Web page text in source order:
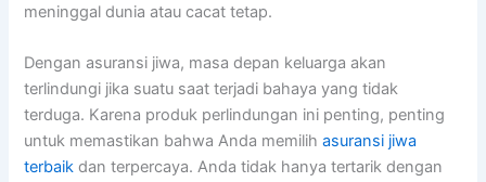
meninggal dunia atau cacat tetap.
Dengan asuransi jiwa, masa depan keluarga akan
terlindungi jika suatu saat terjadi bahaya yang tidak
terduga. Karena produk perlindungan ini penting, penting
untuk memastikan bahwa Anda memilihasuransi jiwa
terbaik dan terpercaya. Anda tidak hanya tertarik dengan